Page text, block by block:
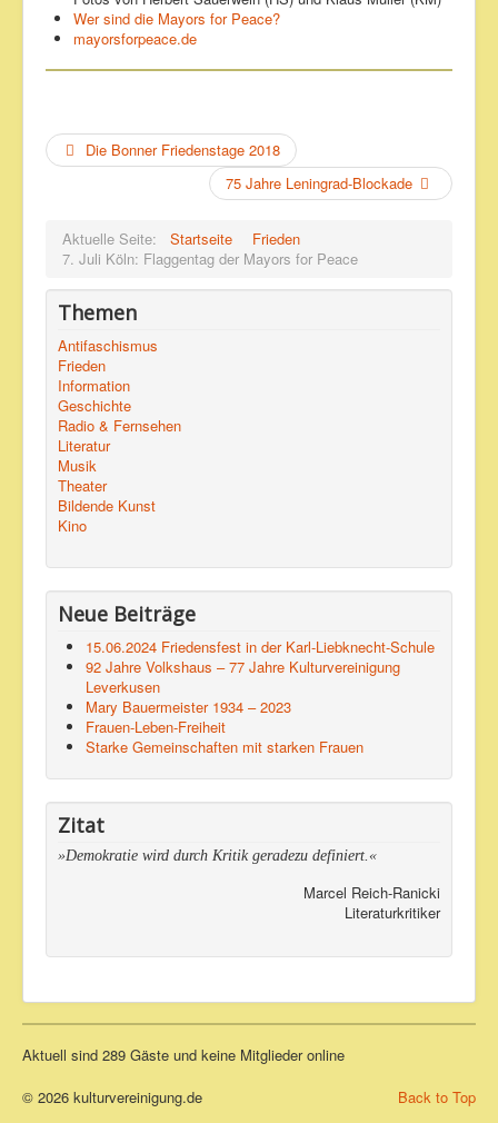
Wer sind die Mayors for Peace?
mayorsforpeace.de
Die Bonner Friedenstage 2018
75 Jahre Leningrad-Blockade
Aktuelle Seite: Startseite
Frieden
7. Juli Köln: Flaggentag der Mayors for Peace
Themen
Antifaschismus
Frieden
Information
Geschichte
Radio & Fernsehen
Literatur
Musik
Theater
Bildende Kunst
Kino
Neue Beiträge
15.06.2024 Friedensfest in der Karl-Liebknecht-Schule
92 Jahre Volkshaus – 77 Jahre Kulturvereinigung
Leverkusen
Mary Bauermeister 1934 – 2023
Frauen-Leben-Freiheit
Starke Gemeinschaften mit starken Frauen
Zitat
»Demokratie wird durch Kritik geradezu definiert.«
Marcel Reich-Ranicki
Literaturkritiker
Aktuell sind 289 Gäste und keine Mitglieder online
Back to Top
© 2026 kulturvereinigung.de